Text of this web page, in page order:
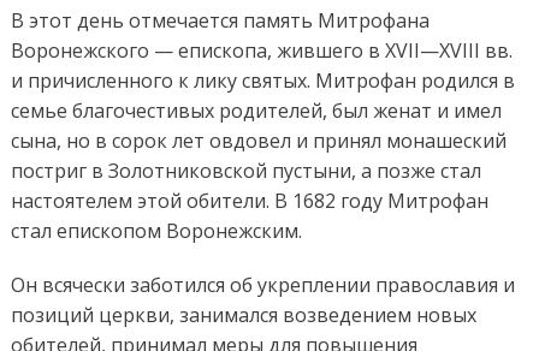
В этот день отмечается память Митрофана
Воронежского — епископа, жившего в XVII—XVIII вв.
и причисленного к лику святых. Митрофан родился в
семье благочестивых родителей, был женат и имел
сына, но в сорок лет овдовел и принял монашеский
постриг в Золотниковской пустыни, а позже стал
настоятелем этой обители. В 1682 году Митрофан
стал епископом Воронежским.
Он всячески заботился об укреплении православия и
позиций церкви, занимался возведением новых
обителей, принимал меры для повышения